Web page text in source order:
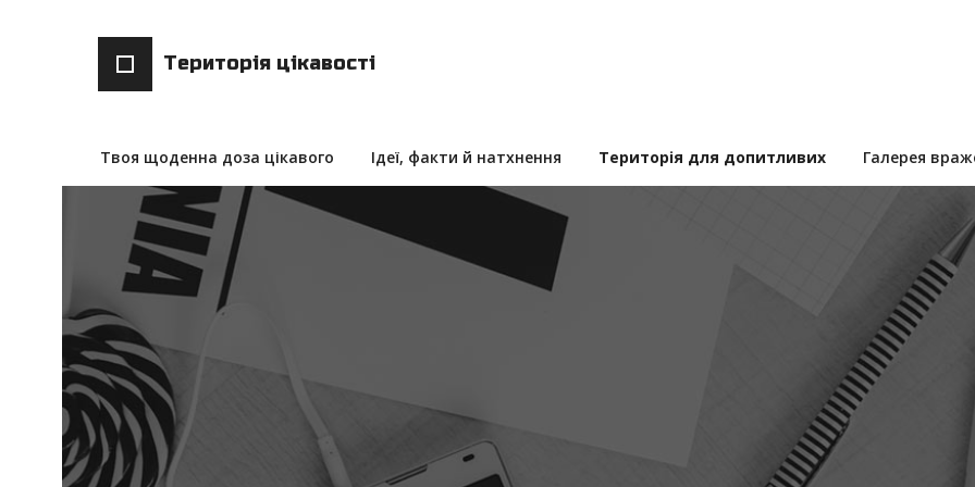
Територія цікавості
Твоя щоденна доза цікавого Ідеї, факти й натхнення Територія для допитливих Галерея